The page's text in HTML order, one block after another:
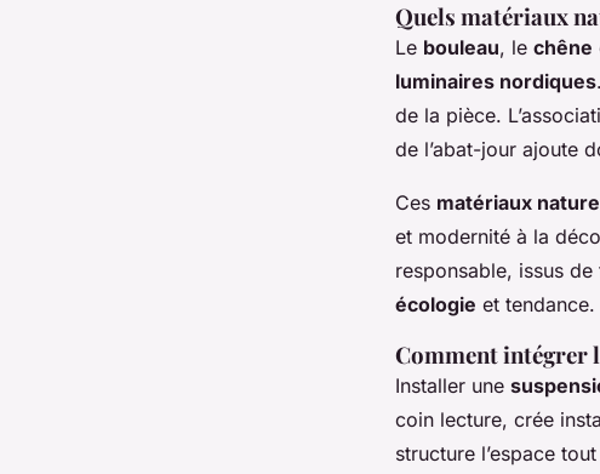
Quels matériaux
Le bouleau, le chêne
luminaires nordiques
de la pièce.
de l’abat-jour ajoute
Ces matériaux
et modernité à la
responsable, issus
écologie et tendance.
Comment intégrer
Installer une
coin lecture, crée
structure l’espace